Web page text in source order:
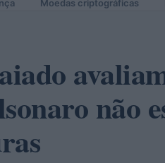
Moedas criptográficas
não